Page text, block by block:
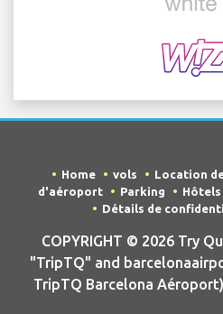
Home vols Location
d'aéroport
Parking Hôtels
Détails de
COPYRIGHT © 2026 Try
"TripTQ" and
TripTQ Barcelona